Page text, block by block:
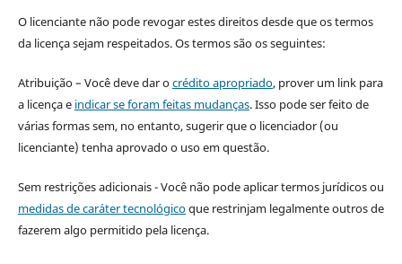
O licenciante não pode revogar estes direitos desde que os termos
da licença sejam respeitados. Os termos são os seguintes:
Atribuição – Você deve dar ocrédito apropriado, prover um link para
a licença e indicar se foram feitas mudanças. Isso pode ser feito de
várias formas sem, no entanto, sugerir que o licenciador (ou
licenciante) tenha aprovado o uso em questão.
Sem restrições adicionais - Você não pode aplicar termos jurídicos ou
medidas de caráter tecnológicoque restrinjam legalmente outros de
fazerem algo permitido pela licença.